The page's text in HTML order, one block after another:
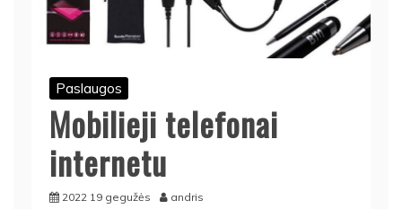
Paslaugos
Mobilieji telefonai
internetu
2022 19 gegužės andris